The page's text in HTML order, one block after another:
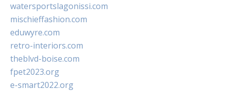
watersportslagonissi.com
mischieffashion.com
eduwyre.com
retro-interiors.com
theblvd-boise.com
fpet2023.org
e-smart2022.org